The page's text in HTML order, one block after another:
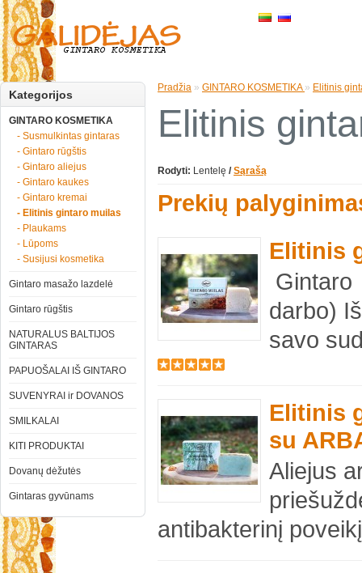
Kategorijos
GINTARO KOSMETIKA
- Susmulkintas gintaras
- Gintaro rūgštis
- Gintaro aliejus
- Gintaro kaukes
- Gintaro kremai
- Elitinis gintaro muilas
- Plaukams
- Lūpoms
- Susijusi kosmetika
Gintaro masažo lazdelė
Gintaro rūgštis
NATURALUS BALTIJOS
GINTARAS
PAPUOŠALAI IŠ GINTARO
SUVENYRAI ir DOVANOS
SMILKALAI
KITI PRODUKTAI
Dovanų dėžutės
Gintaras gyvūnams
Pradžia » GINTARO KOSMETIKA » Elitinis
Elitinis
Rodyti: Lentelę / Sąrašą
Prekių
Elitinis
darbo)
savo
Elitinis
su
Aliejus
antibakterinį